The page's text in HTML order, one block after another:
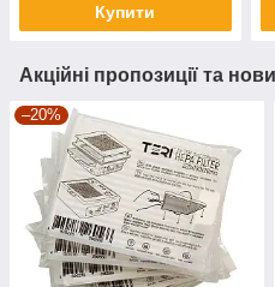
Купити
Акційні пропозиції та
–20%